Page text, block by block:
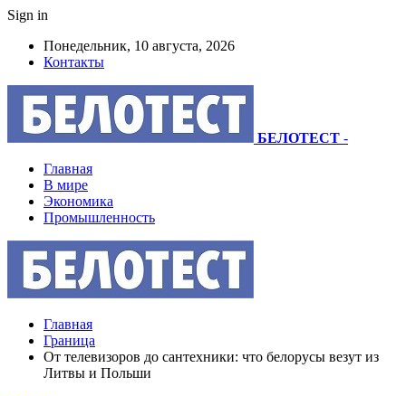
Sign in
Понедельник, 10 августа, 2026
Контакты
БЕЛОТЕСТ -
Главная
В мире
Экономика
Промышленность
Главная
Граница
От телевизоров до сантехники: что белорусы везут из
Литвы и Польши